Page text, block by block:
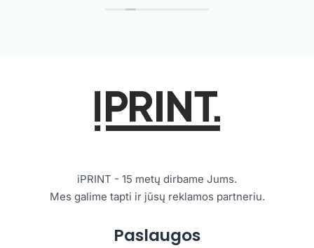
iPRINT - 15 metų dirbame Jums.
Mes galime tapti ir jūsų reklamos partneriu.
Paslaugos